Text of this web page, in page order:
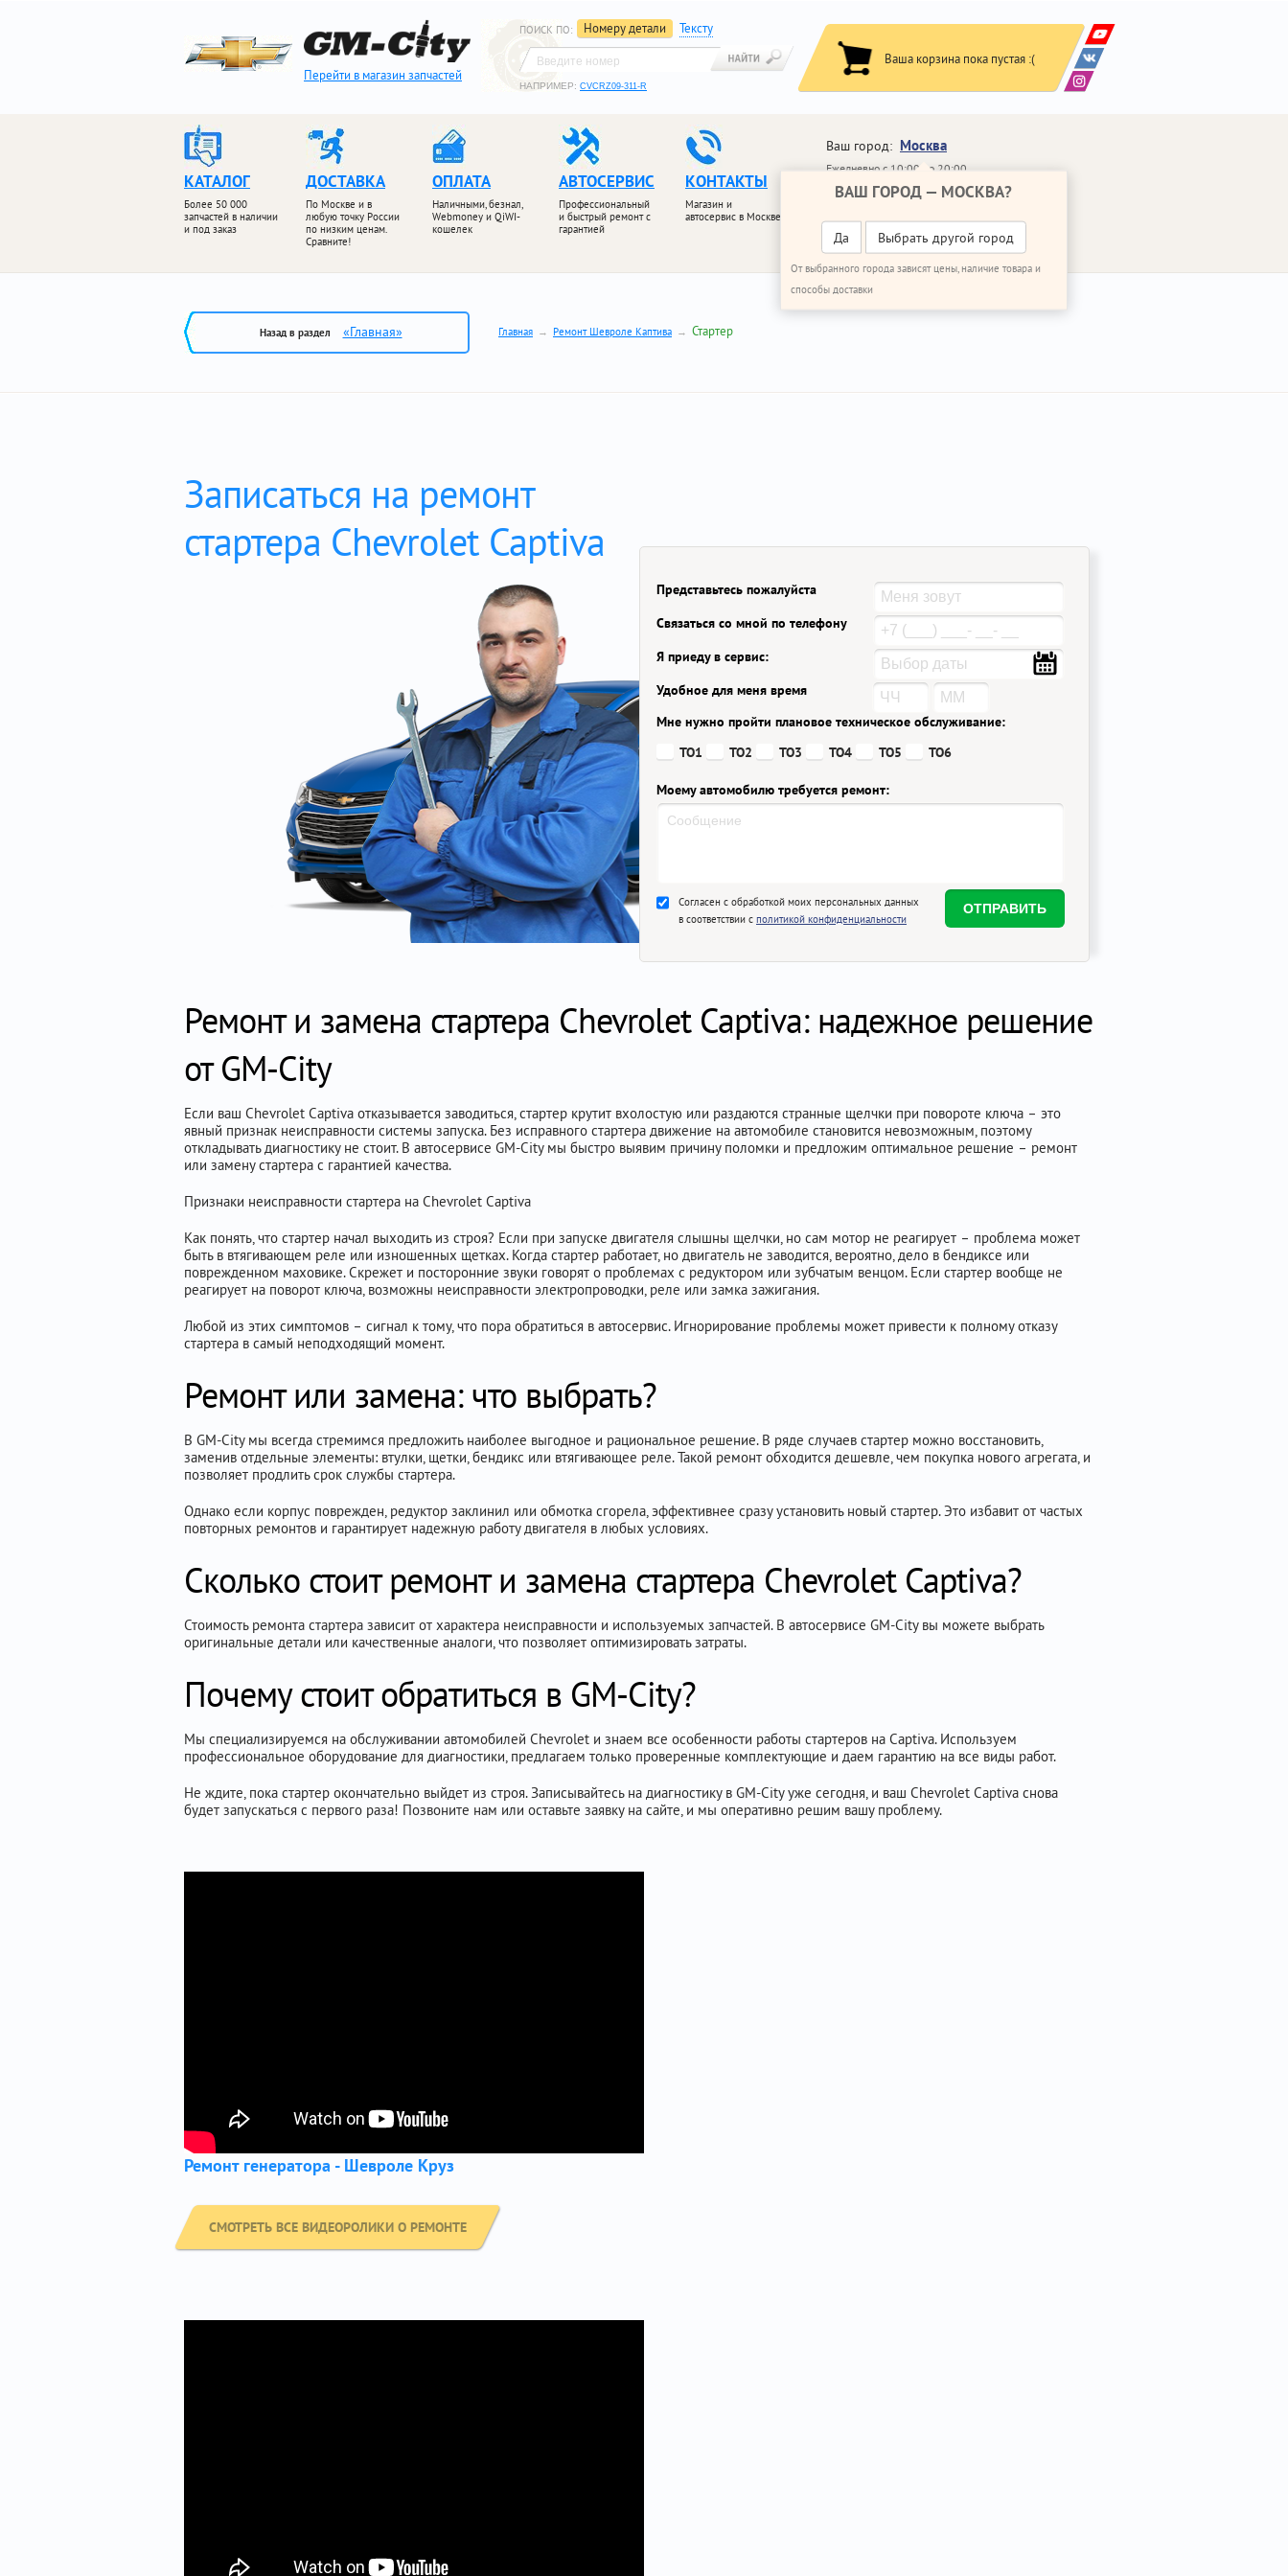
Перейти в магазин запчастей
ПОИСК ПО: Номеру детали Тексту
НАПРИМЕР: CVCRZ09-311-R
Ваша корзина пока пустая :(
КАТАЛОГ
Более 50 000
запчастей в наличии
и под заказ
ДОСТАВКА
По Москве и в
любую точку России
по низким ценам.
Сравните!
ОПЛАТА
Наличными, безнал,
Webmoney и QiWI-
кошелек
АВТОСЕРВИС
Профессиональный
и быстрый ремонт с
гарантией
КОНТАКТЫ
Магазин и
автосервис в Москве
Ваш город: Москва
ВАШ ГОРОД — МОСКВА?
Да Выбрать другой город
От выбранного города зависят цены, наличие товара и
способы доставки
Ежедневно с 10:00 до 20:00
+7 (495) 648-64-30
ПЕРЕЗВОНИТЬ МНЕ
Назад в раздел «Главная» Главная Ремонт Шевроле Каптива Стартер
Записаться на ремонт
стартера Chevrolet Captiva
Представьтесь пожалуйста
Связаться со мной по телефону
Я приеду в сервис:
Удобное для меня время
Мне нужно пройти плановое техническое обслуживание:
ТО1
ТО2 ТО3 ТО4 ТО5 ТО6
Моему автомобилю требуется ремонт:
Согласен с обработкой моих персональных данных
в соответствии с политикой конфиденциальности
Ремонт и замена стартера Chevrolet Captiva: надежное решение
от GM-City
Если ваш Chevrolet Captiva отказывается заводиться, стартер крутит вхолостую или раздаются странные щелчки при повороте ключа – это
явный признак неисправности системы запуска. Без исправного стартера движение на автомобиле становится невозможным, поэтому
откладывать диагностику не стоит. В автосервисе GM-City мы быстро выявим причину поломки и предложим оптимальное решение – ремонт
или замену стартера с гарантией качества.
Признаки неисправности стартера на Chevrolet Captiva
Как понять, что стартер начал выходить из строя? Если при запуске двигателя слышны щелчки, но сам мотор не реагирует – проблема может
быть в втягивающем реле или изношенных щетках. Когда стартер работает, но двигатель не заводится, вероятно, дело в бендиксе или
поврежденном маховике. Скрежет и посторонние звуки говорят о проблемах с редуктором или зубчатым венцом. Если стартер вообще не
реагирует на поворот ключа, возможны неисправности электропроводки, реле или замка зажигания.
Любой из этих симптомов – сигнал к тому, что пора обратиться в автосервис. Игнорирование проблемы может привести к полному отказу
стартера в самый неподходящий момент.
Ремонт или замена: что выбрать?
В GM-City мы всегда стремимся предложить наиболее выгодное и рациональное решение. В ряде случаев стартер можно восстановить,
заменив отдельные элементы: втулки, щетки, бендикс или втягивающее реле. Такой ремонт обходится дешевле, чем покупка нового агрегата, и
позволяет продлить срок службы стартера.
Однако если корпус поврежден, редуктор заклинил или обмотка сгорела, эффективнее сразу установить новый стартер. Это избавит от частых
повторных ремонтов и гарантирует надежную работу двигателя в любых условиях.
Сколько стоит ремонт и замена стартера Chevrolet Captiva?
Стоимость ремонта стартера зависит от характера неисправности и используемых запчастей. В автосервисе GM-City вы можете выбрать
оригинальные детали или качественные аналоги, что позволяет оптимизировать затраты.
Почему стоит обратиться в GM-City?
Мы специализируемся на обслуживании автомобилей Chevrolet и знаем все особенности работы стартеров на Captiva. Используем
профессиональное оборудование для диагностики, предлагаем только проверенные комплектующие и даем гарантию на все виды работ.
Не ждите, пока стартер окончательно выйдет из строя. Записывайтесь на диагностику в GM-City уже сегодня, и ваш Chevrolet Captiva снова
будет запускаться с первого раза! Позвоните нам или оставьте заявку на сайте, и мы оперативно решим вашу проблему.
Ремонт генератора - Шевроле Круз
СМОТРЕТЬ ВСЕ ВИДЕОРОЛИКИ О РЕМОНТЕ